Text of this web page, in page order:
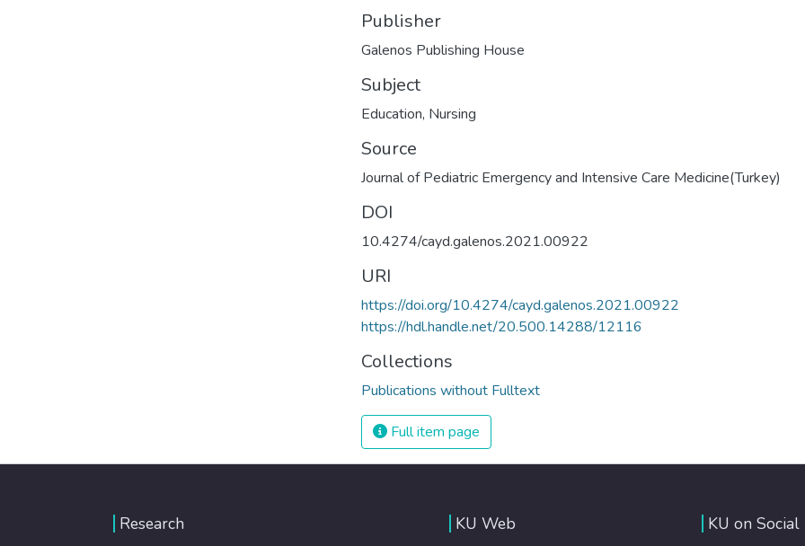
Publisher
Galenos Publishing House
Subject
Education, Nursing
Source
Journal of Pediatric Emergency and Intensive Care Medicine(Turkey)
DOI
10.4274/cayd.galenos.2021.00922
URI
https://doi.org/10.4274/cayd.galenos.2021.00922
https://hdl.handle.net/20.500.14288/12116
Collections
Publications without Fulltext
Full item page
Research KU Web KU on Social